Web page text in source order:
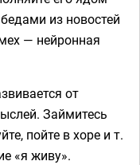
из новостей
— нейронная
от
Займитесь
пойте в хоре и т.
«я живу».